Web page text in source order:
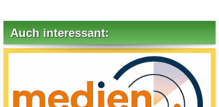
Auch interessant: